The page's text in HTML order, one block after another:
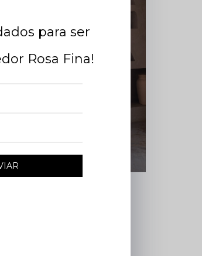
para ser
Rosa Fina!